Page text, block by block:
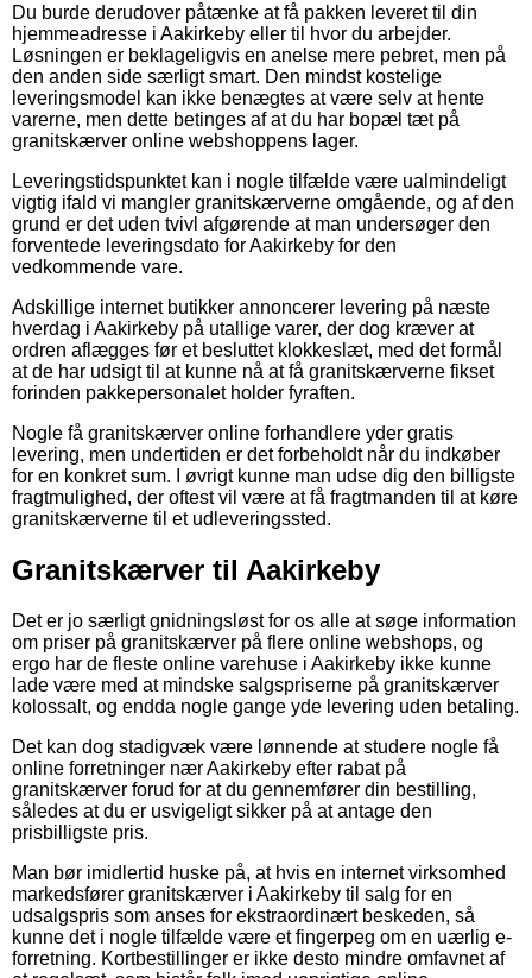
Du burde derudover påtænke at få pakken leveret til din
hjemmeadresse i Aakirkeby eller til hvor du arbejder.
Løsningen er beklageligvis en anelse mere pebret, men på
den anden side særligt smart. Den mindst kostelige
leveringsmodel kan ikke benægtes at være selv at hente
varerne, men dette betinges af at du har bopæl tæt på
granitskærver online webshoppens lager.
Leveringstidspunktet kan i nogle tilfælde være ualmindeligt
vigtig ifald vi mangler granitskærverne omgående, og af den
grund er det uden tvivl afgørende at man undersøger den
forventede leveringsdato for Aakirkeby for den
vedkommende vare.
Adskillige internet butikker annoncerer levering på næste
hverdag i Aakirkeby på utallige varer, der dog kræver at
ordren aflægges før et besluttet klokkeslæt, med det formål
at de har udsigt til at kunne nå at få granitskærverne fikset
forinden pakkepersonalet holder fyraften.
Nogle få granitskærver online forhandlere yder gratis
levering, men undertiden er det forbeholdt når du indkøber
for en konkret sum. I øvrigt kunne man udse dig den billigste
fragtmulighed, der oftest vil være at få fragtmanden til at køre
granitskærverne til et udleveringssted.
Granitskærver til Aakirkeby
Det er jo særligt gnidningsløst for os alle at søge information
om priser på granitskærver på flere online webshops, og
ergo har de fleste online varehuse i Aakirkeby ikke kunne
lade være med at mindske salgspriserne på granitskærver
kolossalt, og endda nogle gange yde levering uden betaling.
Det kan dog stadigvæk være lønnende at studere nogle få
online forretninger nær Aakirkeby efter rabat på
granitskærver forud for at du gennemfører din bestilling,
således at du er usvigeligt sikker på at antage den
prisbilligste pris.
Man bør imidlertid huske på, at hvis en internet virksomhed
markedsfører granitskærver i Aakirkeby til salg for en
udsalgspris som anses for ekstraordinært beskeden, så
kunne det i nogle tilfælde være et fingerpeg om en uærlig e-
forretning. Kortbestillinger er ikke desto mindre omfavnet af